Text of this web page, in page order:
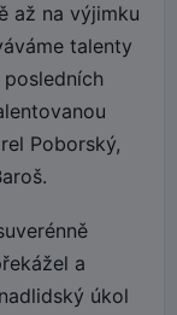
až na výjimku
talenty
Poborský,
a
úkol